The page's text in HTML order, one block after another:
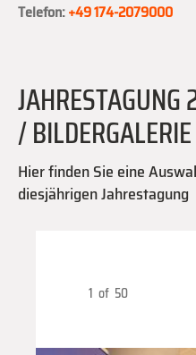
Telefon:+49 174-2079000
/ BILDERGALERIE
Hier finden Sie eine
diesjährigen Jahrestagung
1 of 50